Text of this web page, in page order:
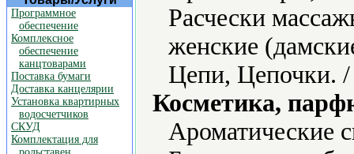
Программное
обеспечение
Комплексное
обеспечение
канцтоварами
Поставка бумаги
Доставка канцелярии
Установка квартирных
водосчетчиков
СКУД
Комплектация для
Расчески
женские
Цепи, Цепочки.
Косметика,
Ароматические